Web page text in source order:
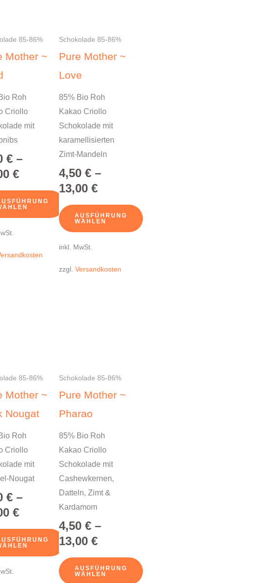
85-86%
Mother ~
Roh
Criollo
mit
€ –
€
Schokolade 85-86%
Pure Mother ~
Love
85% Bio Roh
Kakao Criollo
Schokolade mit
karamellisierten
Zimt-Mandeln
4,50 €–
13,00 €
AUSFÜHRUNG
WÄHLEN
auf.
Die
können
auf
der
Produktseite
gewählt
werden
inkl. MwSt.
zzgl. Versandkosten
85-86%
Mother ~
Nougat
Roh
Criollo
mit
Nougat
€ –
€
Schokolade 85-86%
Pure Mother ~
Pharao
85% Bio Roh
Kakao Criollo
Schokolade mit
Cashewkernen,
Datteln, Zimt &
Kardamom
4,50 €–
13,00 €
AUSFÜHRUNG
WÄHLEN
auf.
Die
können
auf
der
Produktseite
gewählt
werden